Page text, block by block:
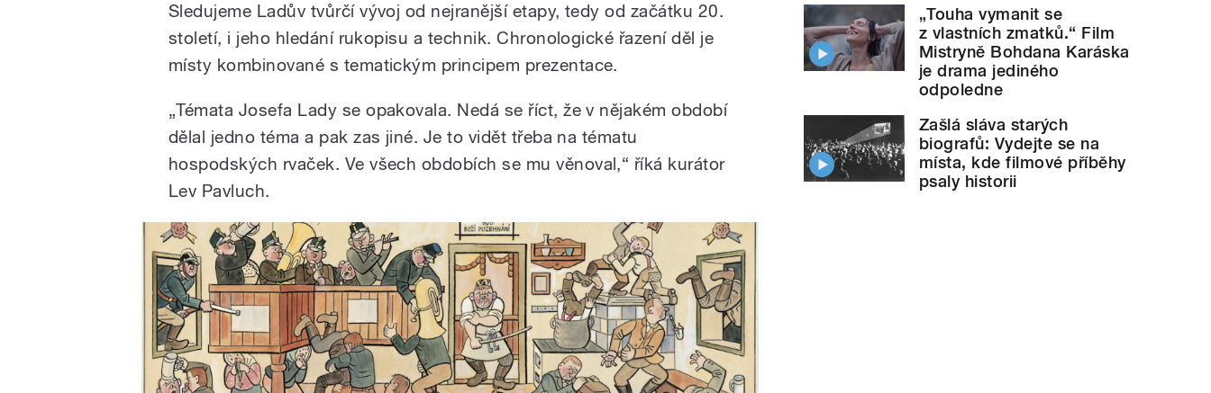
Sledujeme Ladův tvůrčí vývoj od nejranější etapy, tedy od začátku 20.
století, i jeho hledání rukopisu a technik. Chronologické řazení děl je
místy kombinované s tematickým principem prezentace.
„Témata Josefa Lady se opakovala. Nedá se říct, že v nějakém období
dělal jedno téma a pak zas jiné. Je to vidět třeba na tématu
hospodských rvaček. Ve všech obdobích se mu věnoval,“ říká kurátor
Lev Pavluch.
„Touha vymanit se
z vlastních zmatků.“ Film
Mistryně Bohdana Karáska
je drama jediného
odpoledne
Zašlá sláva starých
biografů: Vydejte se na
místa, kde filmové příběhy
psaly historii